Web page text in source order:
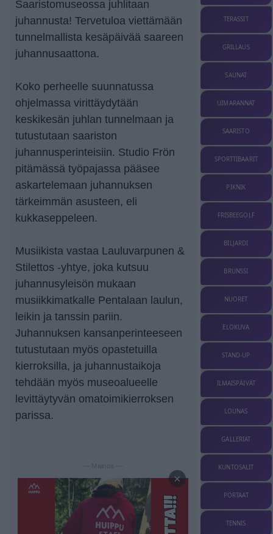
Saaristomuseossa juhlitaan
juhannusta! Tervetuloa viettämään
tunnelmallista kesäpäivää saareen
juhannusaattona.
Koko perheelle suunnatussa
ohjelmassa virittäydytään
keskikesän juhlan tunnelmaan ja
tutustutaan saariston
juhannusperinteisiin. Studio Frön
pitämässä työpajassa pääsee
askartelemaan juhannuksen
tärkeimmän asusteen, eli
kukkaseppeleen.
Musiikista vastaa Lauluvarpunen &
Stilettos -yhtye, joka kutsuu
juhannusyleisön mukaan
musiikkimatkalle Pentalaan laulun,
leikin ja tanssin pariin.
Juhannuksen kansanperinteeseen
tutustutaan myös opastetuilla
kierroksilla, ja juhannustaikoja
tehdään myös museoalueelle
levittäytyvän omatoimikierroksen
parissa.
×
TERASSIT
GRILLAUS
SAUNAT
UIMARANNAT
SAARISTO
SPORTTIBAARIT
PIKNIK
FRISBEEGOLF
BILJARDI
BRUNSSI
NUORET
ELOKUVA
STAND-UP
ILMAISPÄIVÄT
LOUNAS
GALLERIAT
KUNTOSALIT
PORTAAT
TENNIS